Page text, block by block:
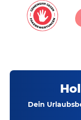
Dein